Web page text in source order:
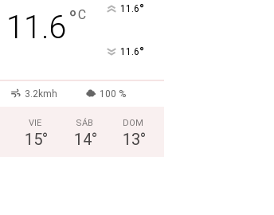
11.6°C 11.6°
11.6°
3.2kmh 100 %
VIE
15°
SÁB
14°
DOM
13°